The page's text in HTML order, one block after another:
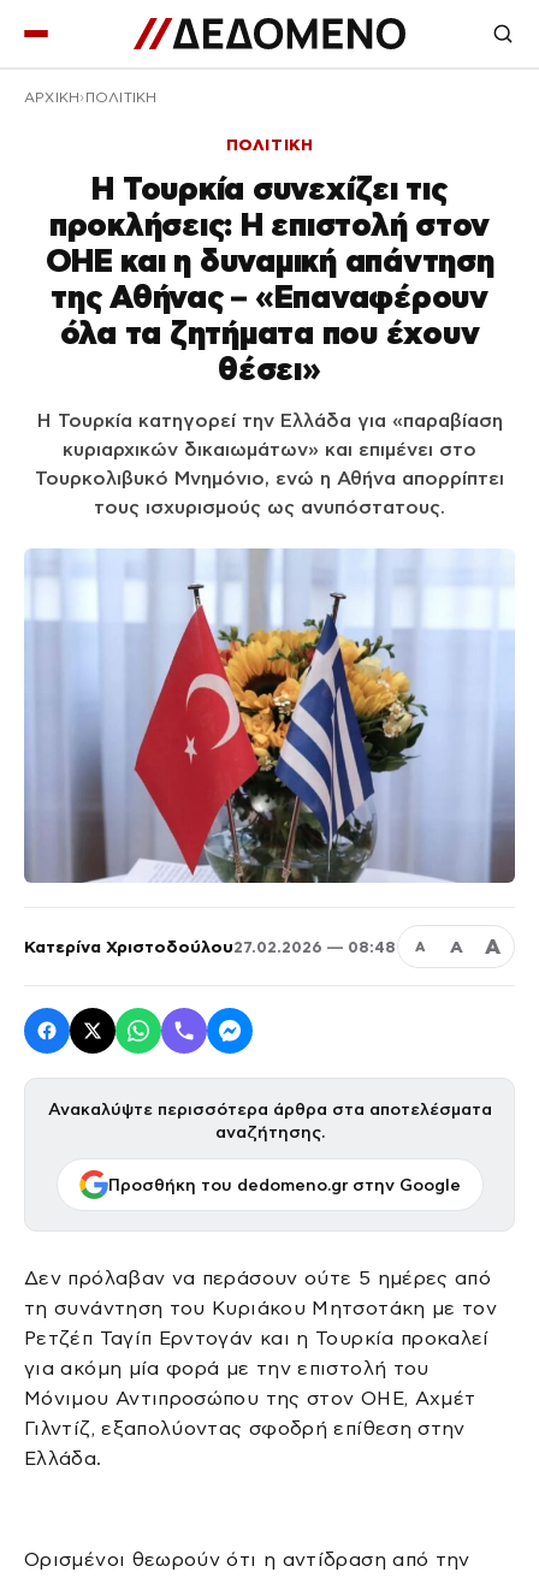
ΑΡΧΙΚΉ ΠΟΛΙΤΙΚΗ
ΠΟΛΙΤΙΚΗ
Η Τουρκία συνεχίζει τις
προκλήσεις: Η επιστολή στον
ΟΗΕ και η δυναμική απάντηση
της Αθήνας – «Επαναφέρουν
όλα τα ζητήματα που έχουν
θέσει»
Η Τουρκία κατηγορεί την Ελλάδα για «παραβίαση
κυριαρχικών δικαιωμάτων» και επιμένει στο
Τουρκολιβυκό Μνημόνιο, ενώ η Αθήνα απορρίπτει
τους ισχυρισμούς ως ανυπόστατους.
Κατερίνα Χριστοδούλου27.02.2026 — 08:48 Α Α Α
Ανακαλύψτε περισσότερα άρθρα στα αποτελέσματα
αναζήτησης.
Προσθήκη του dedomeno.gr στην Google
Δεν πρόλαβαν να περάσουν ούτε 5 ημέρες από
τη συνάντηση του Κυριάκου Μητσοτάκη με τον
Ρετζέπ Ταγίπ Ερντογάν και η Τουρκία προκαλεί
για ακόμη μία φορά με την επιστολή του
Μόνιμου Αντιπροσώπου της στον ΟΗΕ, Αχμέτ
Γιλντίζ, εξαπολύοντας σφοδρή επίθεση στην
Ελλάδα.
Ορισμένοι θεωρούν ότι η αντίδραση από την